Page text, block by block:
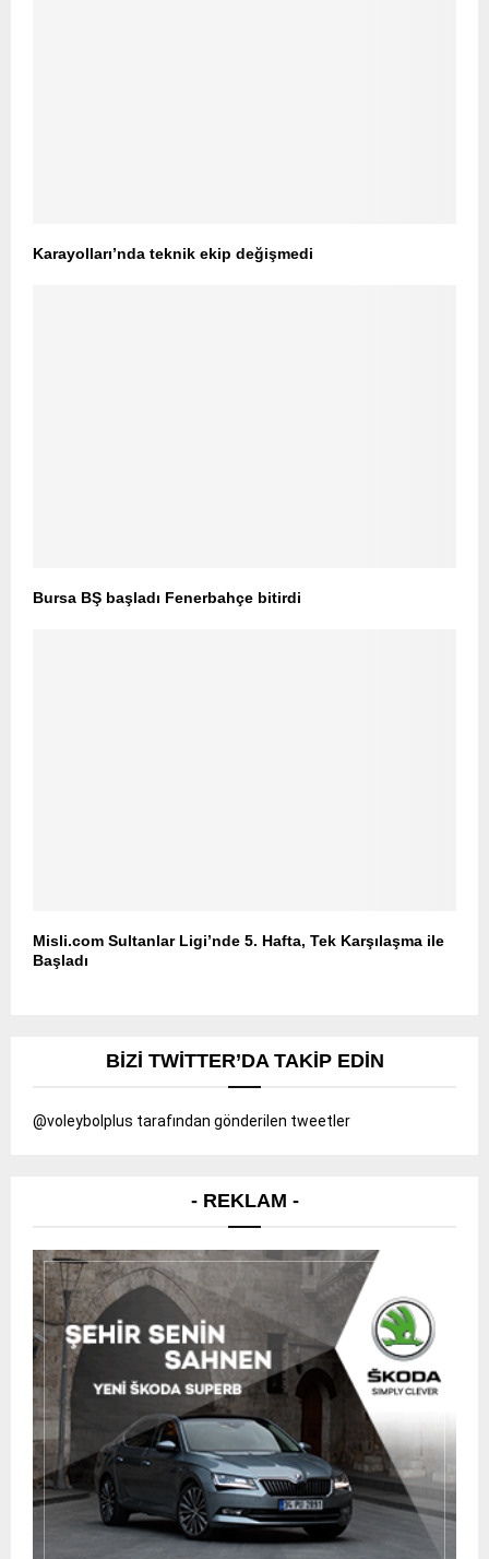
Karayolları’nda teknik ekip değişmedi
Bursa BŞ başladı Fenerbahçe bitirdi
Misli.com Sultanlar Ligi’nde 5. Hafta, Tek Karşılaşma ile
Başladı
BIZI TWITTER’DA TAKIP EDIN
@voleybolplus tarafından gönderilen tweetler
- REKLAM -